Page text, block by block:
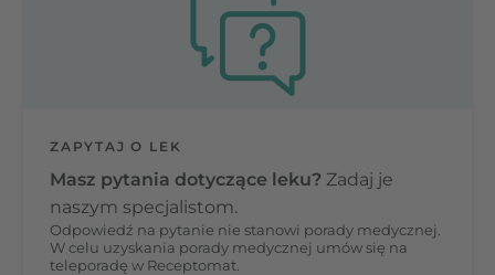
ZAPYTAJ O LEK
Masz pytania dotyczące leku? Zadaj je
naszym specjalistom.
Odpowiedź na pytanie nie stanowi porady medycznej.
W celu uzyskania porady medycznej umów się na
teleporadę w Receptomat.